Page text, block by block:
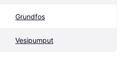
Grundfos
Vesipumput